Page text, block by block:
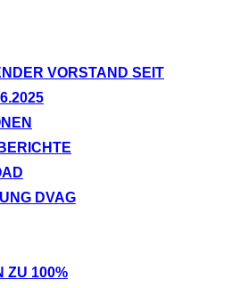
VORSTAND SEIT
DVAG
ZU 100%